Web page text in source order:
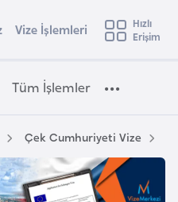
e
Vize İşlemleri
Hızlı
Erişim
Tüm İşlemler
Çek Cumhuriyeti Vize